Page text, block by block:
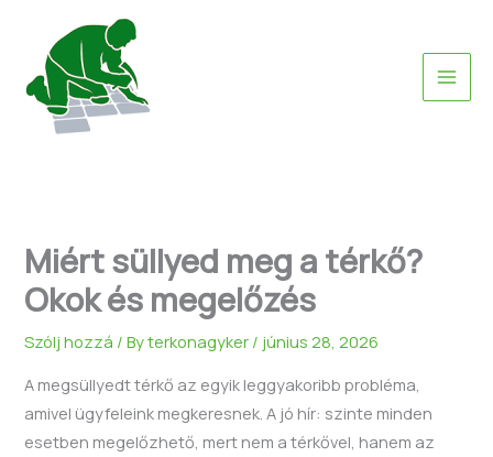
content
Miért süllyed meg a térkő?
Okok és megelőzés
Szólj hozzá / Byterkonagyker / június 28, 2026
A megsüllyedt térkő az egyik leggyakoribb probléma,
amivel ügyfeleink megkeresnek. A jó hír: szinte minden
esetben megelőzhető, mert nem a térkővel, hanem az